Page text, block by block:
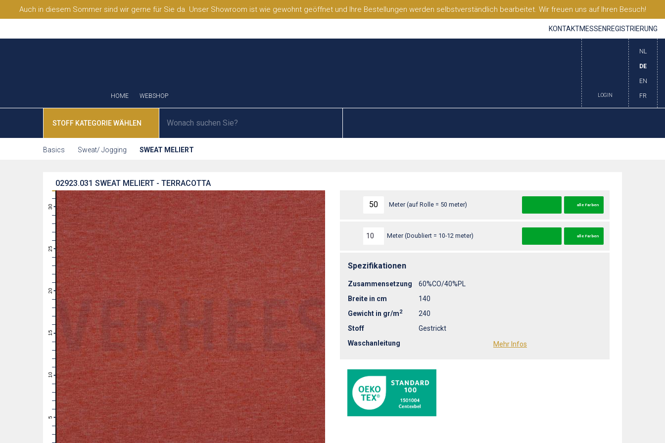
Auch in diesem Sommer sind wir gerne für Sie da. Unser Showroom ist wie gewohnt geöffnet und Ihre Bestellungen werden selbstverständlich bearbeitet. Wir freuen uns auf Ihren Besuch!
KONTAKTMESSEN REGISTRIERUNG
HOME WEBSHOP
NL
DE
EN
FR
LOGIN
STOFF KATEGORIE WÄHLEN
Basics Sweat/ Jogging SWEAT MELIERT
SWEAT MELIERT - TERRACOTTA
02923.031
5
8
10
11
12
13
14
15
16
17
18
19
20
21
22
23
24
25
26
27
28
29
30 Meter (auf Rolle = 50 meter) alle Farben
Meter (Doubliert = 10-12 meter) alle Farben
Spezifikationen
Zusammensetzung
60%CO/40%PL
Breite in cm
140
Gewicht in gr/m2
240
Stoff
Gestrickt
Waschanleitung
Mehr Infos